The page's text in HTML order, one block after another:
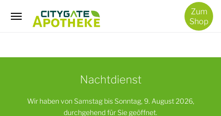
Zum
Shop
Mikronährstofftherapie
Nachtdienst
Wir haben von Samstag bis Sonntag, 9. August 2026,
durchgehend für Sie geöffnet.